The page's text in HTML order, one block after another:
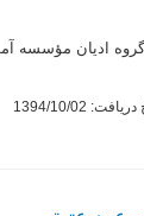
گروه اديان مؤسسه
1394/10/02